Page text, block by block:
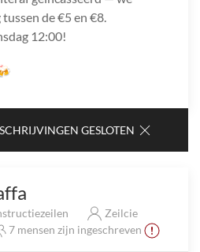
de €5 en €8.
12:00!
GESLOTEN
Zeilcie
7 mensen zijn ingeschreven